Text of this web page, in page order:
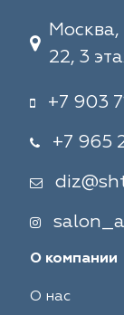
Москва,
22, 3
+7 903
+7 965
О компании
О нас